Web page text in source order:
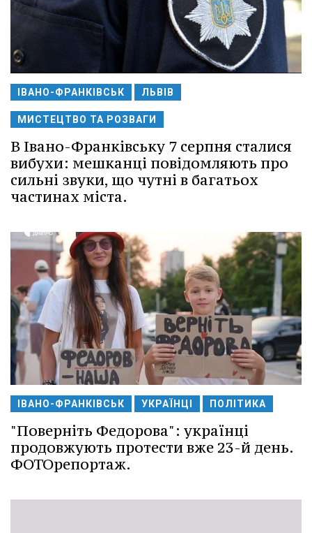
ІВАНО-ФРАНКІВСЬК ЛЬВІВ
МИСТЕЦТВО ТА РОЗВАГИ
В Івано-Франківську 7 серпня сталися
вибухи: мешканці повідомляють про
сильні звуки, що чутні в багатьох
частинах міста.
ІВАНО-ФРАНКІВСЬК УКРАЇНЦІ ПОЛІТИКА
"Поверніть Федорова": українці
продовжують протести вже 23-й день.
ФОТОрепортаж.